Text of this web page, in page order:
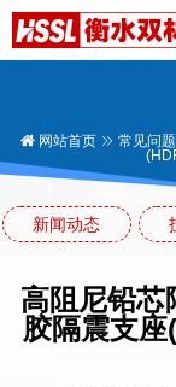
网站首页 常见问题
新闻动态
高阻尼铅芯
胶隔震支